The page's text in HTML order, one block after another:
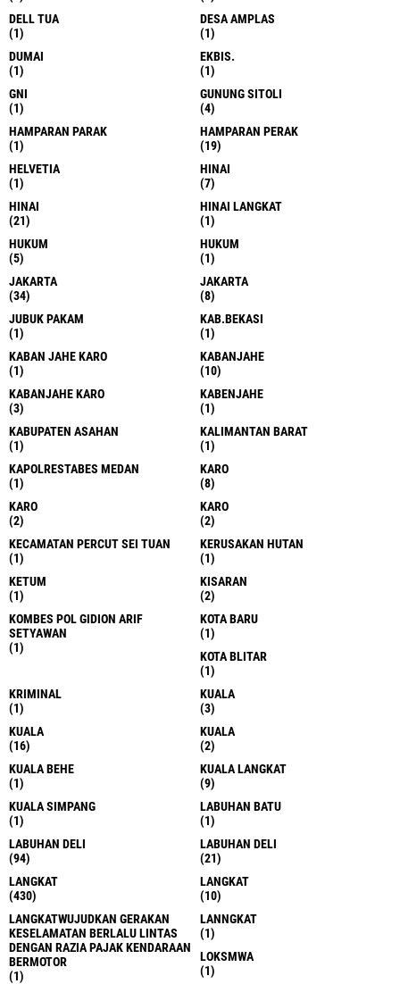
DELL TUA
(1)
DESA AMPLAS
(1)
DUMAI
(1)
EKBIS.
(1)
GNI
(1)
GUNUNG SITOLI
(4)
HAMPARAN PARAK
(1)
HAMPARAN PERAK
(19)
HELVETIA
(1)
HINAI
(7)
HINAI
(21)
HINAI LANGKAT
(1)
HUKUM
(5)
HUKUM
(1)
JAKARTA
(34)
JAKARTA
(8)
JUBUK PAKAM
(1)
KAB.BEKASI
(1)
KABAN JAHE KARO
(1)
KABANJAHE
(10)
KABANJAHE KARO
(3)
KABENJAHE
(1)
KABUPATEN ASAHAN
(1)
KALIMANTAN BARAT
(1)
KAPOLRESTABES MEDAN
(1)
KARO
(8)
KARO
(2)
KARO
(2)
KECAMATAN PERCUT SEI TUAN
(1)
KERUSAKAN HUTAN
(1)
KETUM
(1)
KISARAN
(2)
KOMBES POL GIDION ARIF
SETYAWAN
(1)
KOTA BARU
(1)
KOTA BLITAR
(1)
KRIMINAL
(1)
KUALA
(3)
KUALA
(16)
KUALA
(2)
KUALA BEHE
(1)
KUALA LANGKAT
(9)
KUALA SIMPANG
(1)
LABUHAN BATU
(1)
LABUHAN DELI
(94)
LABUHAN DELI
(21)
LANGKAT
(430)
LANGKAT
(10)
LANGKATWUJUDKAN GERAKAN
KESELAMATAN BERLALU LINTAS
DENGAN RAZIA PAJAK KENDARAAN
BERMOTOR
(1)
LANNGKAT
(1)
LOKSMWA
(1)